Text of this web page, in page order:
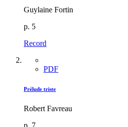
Guylaine Fortin
p. 5
Record
PDF
Prélude triste
Robert Favreau